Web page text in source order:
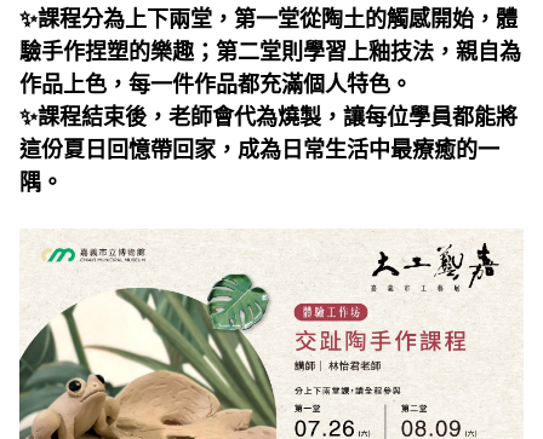
✨課程分為上下兩堂，第一堂從陶土的觸感開始，體
驗手作捏塑的樂趣；第二堂則學習上釉技法，親自為
作品上色，每一件作品都充滿個人特色。
✨課程結束後，老師會代為燒製，讓每位學員都能將
這份夏日回憶帶回家，成為日常生活中最療癒的一
隅。